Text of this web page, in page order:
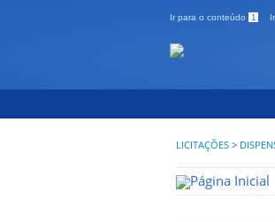
Ir para o conteúdo 1
LICITAÇÕES >